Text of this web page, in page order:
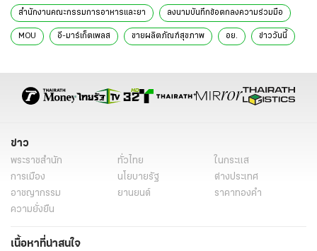
สำนักงานคณะกรรมการอาหารและยา ลงนามบันทึกข้อตกลงความร่วมมือ
MOU อี-มาร์เก็ตเพลส ขายผลิตภัณฑ์สุขภาพ อย. ข่าววันนี้
ข่าว
พระราชสำนัก ทั่วไทย
ในกระแส
การเมือง
นโยบายรัฐ
ต่างประเทศ
อาชญากรรม
ยานยนต์
ราคาทองคำ
ความยั่งยืน
เนื้อหาที่น่าสนใจ